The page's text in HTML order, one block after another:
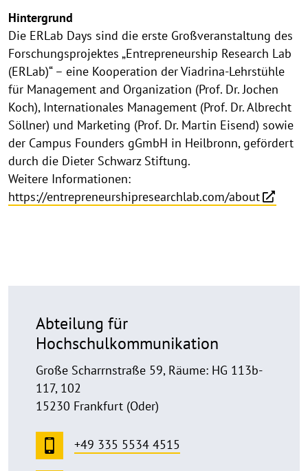
Hintergrund
Die ERLab Days sind die erste Großveranstaltung des
Forschungsprojektes „Entrepreneurship Research Lab
(ERLab)“ – eine Kooperation der Viadrina-Lehrstühle
für Management and Organization (Prof. Dr. Jochen
Koch), Internationales Management (Prof. Dr. Albrecht
Söllner) und Marketing (Prof. Dr. Martin Eisend) sowie
der Campus Founders gGmbH in Heilbronn, gefördert
durch die Dieter Schwarz Stiftung.
Weitere Informationen:
https://entrepreneurshipresearchlab.com/about
Abteilung für
Hochschulkommunikation
Große Scharrnstraße 59, Räume: HG 113b-
117, 102
15230 Frankfurt (Oder)
+49 335 5534 4515